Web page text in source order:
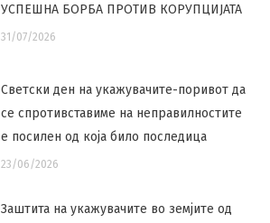
УСПЕШНА БОРБА ПРОТИВ КОРУПЦИЈАТА
31/07/2026
Светски ден на укажувачите-поривот да
се спротивставиме на неправилностите
е посилен од која било последица
23/06/2026
Заштита на укажувачите во земјите од